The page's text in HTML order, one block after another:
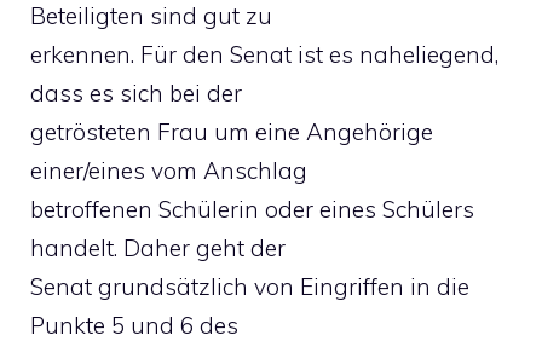
Beteiligten sind gut zu
erkennen. Für den Senat ist es naheliegend,
dass es sich bei der
getrösteten Frau um eine Angehörige
einer/eines vom Anschlag
betroffenen Schülerin oder eines Schülers
handelt. Daher geht der
Senat grundsätzlich von Eingriffen in die
Punkte 5 und 6 des